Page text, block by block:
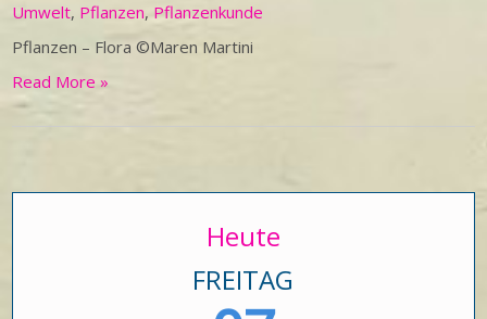
Umwelt, Pflanzen, Pflanzenkunde
Pflanzen – Flora ©Maren Martini
Read More »
Heute
FREITAG